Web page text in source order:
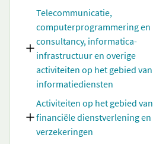
Telecommunicatie,
computerprogrammering en
consultancy, informatica-
infrastructuur en overige
activiteiten op het gebied van
informatiediensten
Activiteiten op het gebied van
financiële dienstverlening en
verzekeringen